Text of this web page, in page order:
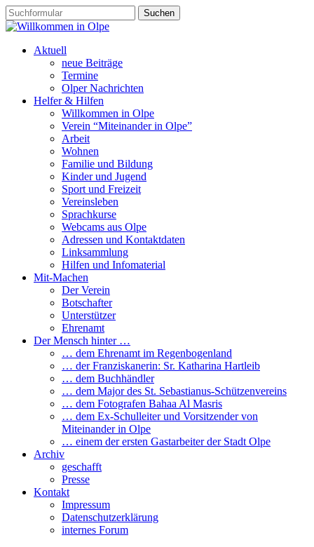
Aktuell
neue Beiträge
Termine
Olper Nachrichten
Helfer & Hilfen
Willkommen in Olpe
Verein “Miteinander in Olpe”
Arbeit
Wohnen
Familie und Bildung
Kinder und Jugend
Sport und Freizeit
Vereinsleben
Sprachkurse
Webcams aus Olpe
Adressen und Kontaktdaten
Linksammlung
Hilfen und Infomaterial
Mit-Machen
Der Verein
Botschafter
Unterstützer
Ehrenamt
Der Mensch hinter …
… dem Ehrenamt im Regenbogenland
… der Franziskanerin: Sr. Katharina Hartleib
… dem Buchhändler
… dem Major des St. Sebastianus-Schützenvereins
… dem Fotografen Bahaa Al Masris
… dem Ex-Schulleiter und Vorsitzender von
Miteinander in Olpe
… einem der ersten Gastarbeiter der Stadt Olpe
Archiv
geschafft
Presse
Kontakt
Impressum
Datenschutzerklärung
internes Forum